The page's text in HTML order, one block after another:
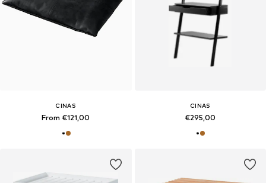
CINAS
From €121,00
CINAS
€295,00